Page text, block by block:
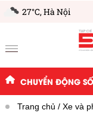
27°C,Hà Nội
CHUYỂN ĐỘNG SỐ
Trang chủ Xe và